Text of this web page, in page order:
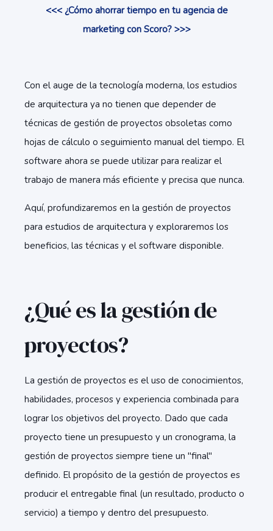
<<< ¿Cómo ahorrar tiempo en tu agencia de
marketing con Scoro? >>>
Con el auge de la tecnología moderna, los estudios
de arquitectura ya no tienen que depender de
técnicas de gestión de proyectos obsoletas como
hojas de cálculo o seguimiento manual del tiempo. El
software ahora se puede utilizar para realizar el
trabajo de manera más eficiente y precisa que nunca.
Aquí, profundizaremos en la gestión de proyectos
para estudios de arquitectura y exploraremos los
beneficios, las técnicas y el software disponible.
¿Qué es la gestión de
proyectos?
La gestión de proyectos es el uso de conocimientos,
habilidades, procesos y experiencia combinada para
lograr los objetivos del proyecto. Dado que cada
proyecto tiene un presupuesto y un cronograma, la
gestión de proyectos siempre tiene un "final"
definido. El propósito de la gestión de proyectos es
producir el entregable final (un resultado, producto o
servicio) a tiempo y dentro del presupuesto.